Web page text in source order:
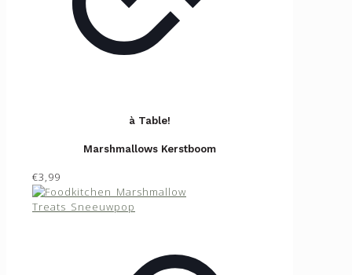
à Table!
Marshmallows Kerstboom
€3,99